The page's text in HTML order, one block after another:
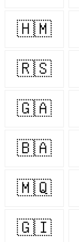
🇭🇲
🇷🇸
🇬🇦
🇧🇦
🇲🇶
🇬🇮